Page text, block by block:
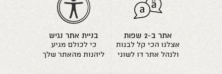
אתר ב-2 שפות
אצלנו הכי קל לבנות
ולנהל אתר דו לשוני
בניית אתר נגיש
כי לכולם מגיע
ליהנות מהאתר שלך